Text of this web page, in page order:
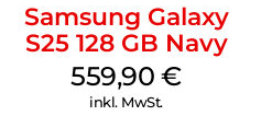
Samsung Galaxy
S25 128 GB Navy
559,90€
inkl. MwSt.